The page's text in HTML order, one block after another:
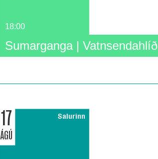
18:00
Sumarganga | Vatnsendahlíð
17
ÁGÚ
Salurinn